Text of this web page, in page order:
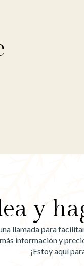
y
llamada para
información y
¡Estoy aquí